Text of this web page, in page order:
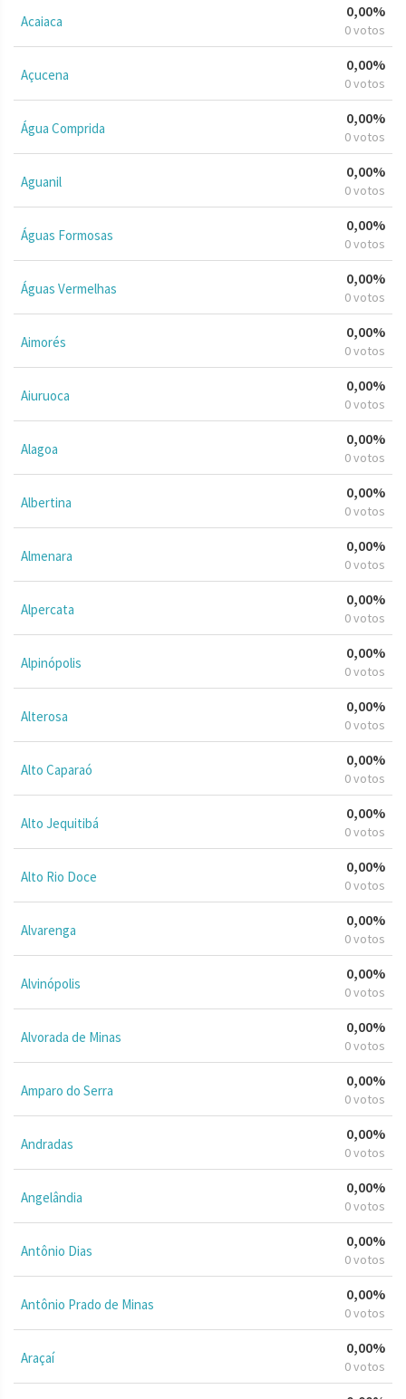
Acaiaca
0,00%
0 votos
Açucena
0,00%
0 votos
Água Comprida
0,00%
0 votos
Aguanil
0,00%
0 votos
Águas Formosas
0,00%
0 votos
Águas Vermelhas
0,00%
0 votos
Aimorés
0,00%
0 votos
Aiuruoca
0,00%
0 votos
Alagoa
0,00%
0 votos
Albertina
0,00%
0 votos
Almenara
0,00%
0 votos
Alpercata
0,00%
0 votos
Alpinópolis
0,00%
0 votos
Alterosa
0,00%
0 votos
Alto Caparaó
0,00%
0 votos
Alto Jequitibá
0,00%
0 votos
Alto Rio Doce
0,00%
0 votos
Alvarenga
0,00%
0 votos
Alvinópolis
0,00%
0 votos
Alvorada de Minas
0,00%
0 votos
Amparo do Serra
0,00%
0 votos
Andradas
0,00%
0 votos
Angelândia
0,00%
0 votos
Antônio Dias
0,00%
0 votos
Antônio Prado de Minas
0,00%
0 votos
Araçaí
0,00%
0 votos